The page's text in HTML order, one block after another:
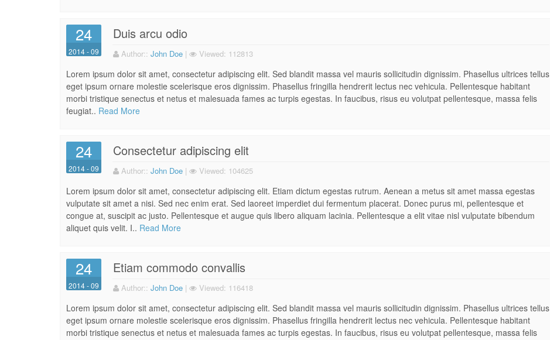
24
2014 - 09
Duis arcu odio
Author:: John Doe | Viewed: 112813
Lorem ipsum dolor sit amet, consectetur adipiscing elit. Sed blandit massa vel mauris sollicitudin dignissim. Phasellus ultrices tellus
eget ipsum ornare molestie scelerisque eros dignissim. Phasellus fringilla hendrerit lectus nec vehicula. Pellentesque habitant
morbi tristique senectus et netus et malesuada fames ac turpis egestas. In faucibus, risus eu volutpat pellentesque, massa felis
feugiat.. Read More
24
2014 - 09
Consectetur adipiscing elit
Author:: John Doe | Viewed: 104625
Lorem ipsum dolor sit amet, consectetur adipiscing elit. Etiam dictum egestas rutrum. Aenean a metus sit amet massa egestas
vulputate sit amet a nisi. Sed nec enim erat. Sed laoreet imperdiet dui fermentum placerat. Donec purus mi, pellentesque et
congue at, suscipit ac justo. Pellentesque et augue quis libero aliquam lacinia. Pellentesque a elit vitae nisl vulputate bibendum
aliquet quis velit. I.. Read More
24
2014 - 09
Etiam commodo convallis
Author:: John Doe | Viewed: 116418
Lorem ipsum dolor sit amet, consectetur adipiscing elit. Sed blandit massa vel mauris sollicitudin dignissim. Phasellus ultrices tellus
eget ipsum ornare molestie scelerisque eros dignissim. Phasellus fringilla hendrerit lectus nec vehicula. Pellentesque habitant
morbi tristique senectus et netus et malesuada fames ac turpis egestas. In faucibus, risus eu volutpat pellentesque, massa felis